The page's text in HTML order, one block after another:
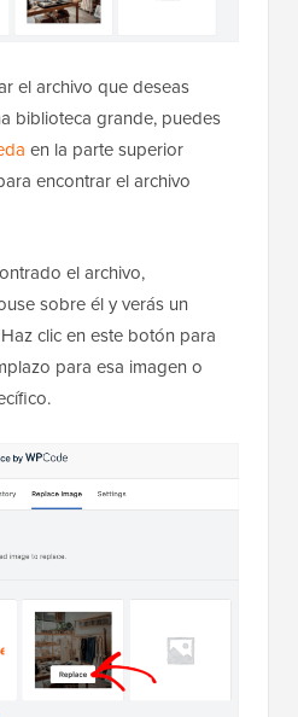
el archivo que deseas
biblioteca grande, puedes
en la parte superior
encontrar el archivo
el archivo,
sobre él y verás un
clic en este botón para
para esa imagen o